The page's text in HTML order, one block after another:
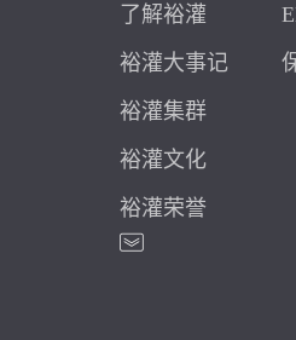
了解裕灌
裕灌大事记
裕灌集群
裕灌文化
裕灌荣誉